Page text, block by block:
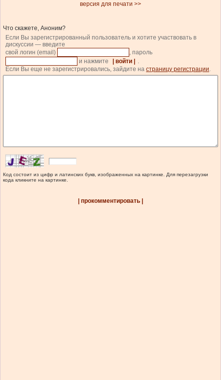
версия для печати >>
Что скажете, Аноним?
Если Вы зарегистрированный пользователь и хотите участвовать в
дискуссии — введите
свой логин (email)
, пароль
и нажмите
| войти |
.
Если Вы еще не зарегистрировались, зайдите на страницу регистрации.
Код состоит из цифр и латинских букв, изображенных на картинке. Для перезагрузки
кода кликните на картинке.
| прокомментировать |